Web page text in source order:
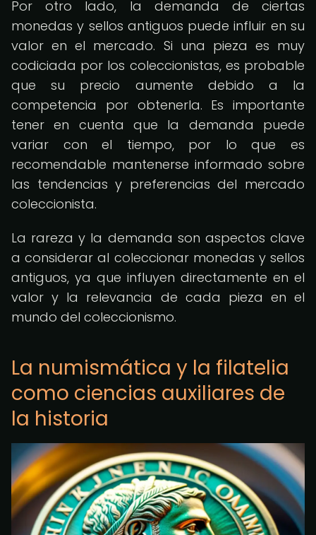
Por otro lado, la demanda de ciertas
monedas y sellos antiguos puede influir en su
valor en el mercado. Si una pieza es muy
codiciada por los coleccionistas, es probable
que su precio aumente debido a la
competencia por obtenerla. Es importante
tener en cuenta que la demanda puede
variar con el tiempo, por lo que es
recomendable mantenerse informado sobre
las tendencias y preferencias del mercado
coleccionista.
La rareza y la demanda son aspectos clave
a considerar al coleccionar monedas y sellos
antiguos, ya que influyen directamente en el
valor y la relevancia de cada pieza en el
mundo del coleccionismo.
La numismática y la filatelia
como ciencias auxiliares de
la historia